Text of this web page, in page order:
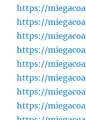
https://
https://
https://
https://
https://
https://
https://
https://